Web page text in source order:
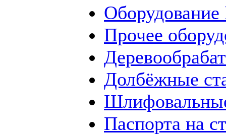
Прочее
Долбёжные
Паспорта на